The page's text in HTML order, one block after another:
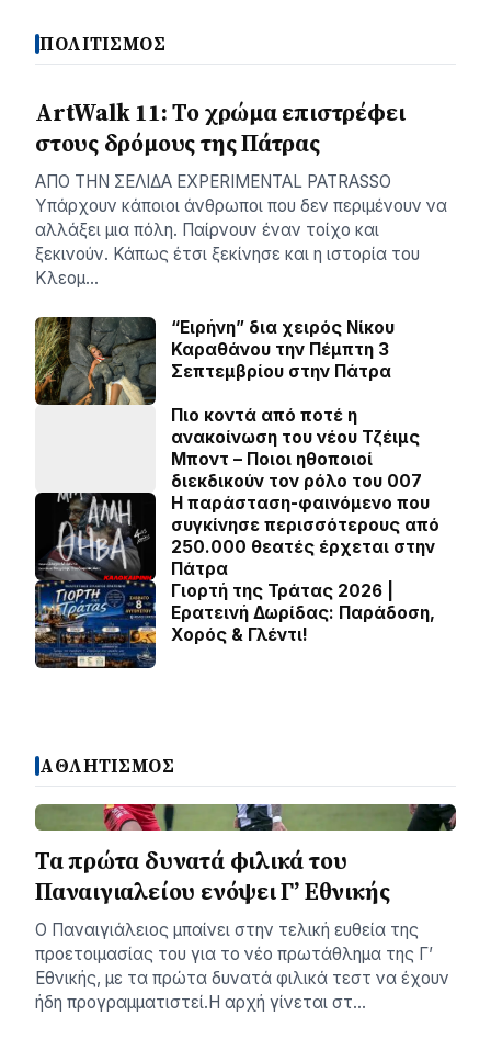
ΠΟΛΙΤΙΣΜΟΣ
ArtWalk 11: Το χρώμα επιστρέφει
στους δρόμους της Πάτρας
AΠΟ ΤΗΝ ΣΕΛΙΔΑ EXPERIMENTAL PATRASSO
Υπάρχουν κάποιοι άνθρωποι που δεν περιμένουν να
αλλάξει μια πόλη. Παίρνουν έναν τοίχο και
ξεκινούν. Κάπως έτσι ξεκίνησε και η ιστορία του
Κλεομ…
“Ειρήνη” δια χειρός Νίκου
Καραθάνου την Πέμπτη 3
Σεπτεμβρίου στην Πάτρα
Πιο κοντά από ποτέ η
ανακοίνωση του νέου Τζέιμς
Μποντ – Ποιοι ηθοποιοί
διεκδικούν τον ρόλο του 007
Η παράσταση-φαινόμενο που
συγκίνησε περισσότερους από
250.000 θεατές έρχεται στην
Πάτρα
Γιορτή της Τράτας 2026 |
Ερατεινή Δωρίδας: Παράδοση,
Χορός & Γλέντι!
ΑΘΛΗΤΙΣΜΟΣ
Τα πρώτα δυνατά φιλικά του
Παναιγιαλείου ενόψει Γ’ Εθνικής
Ο Παναιγιάλειος μπαίνει στην τελική ευθεία της
προετοιμασίας του για το νέο πρωτάθλημα της Γ’
Εθνικής, με τα πρώτα δυνατά φιλικά τεστ να έχουν
ήδη προγραμματιστεί.Η αρχή γίνεται στ…